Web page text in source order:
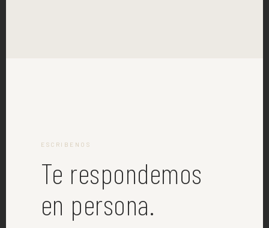
ESCRIBENOS
Te respondemos
en persona.